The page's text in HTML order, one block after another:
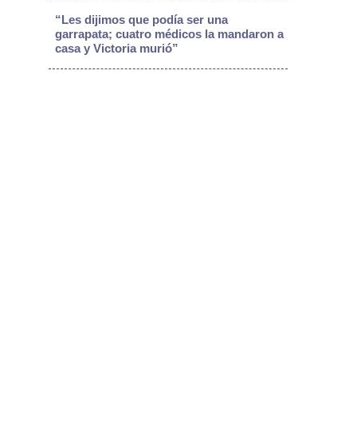
“Les dijimos que podía ser una
garrapata; cuatro médicos la mandaron a
casa y Victoria murió”